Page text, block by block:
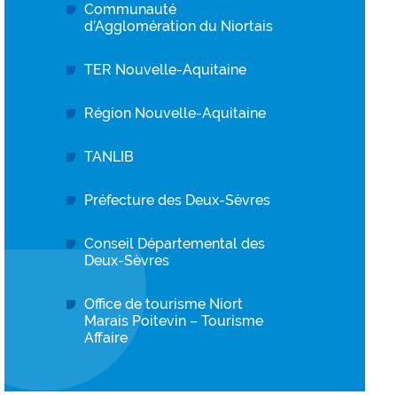
Communauté
d’Agglomération du Niortais
TER Nouvelle-Aquitaine
Région Nouvelle-Aquitaine
TANLIB
Préfecture des Deux-Sèvres
Conseil Départemental des
Deux-Sèvres
Office de tourisme Niort
Marais Poitevin – Tourisme
Affaire